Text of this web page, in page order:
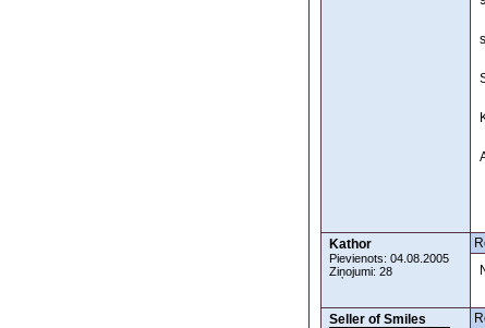
Kathor
Pievienots: 04.08.2005
Ziņojumi: 28
Seller of Smiles